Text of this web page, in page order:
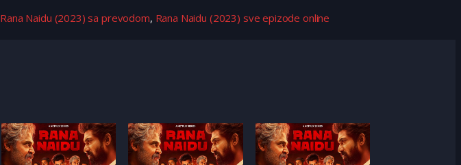
Rana Naidu (2023) sa prevodom, Rana Naidu (2023) sve epizode online